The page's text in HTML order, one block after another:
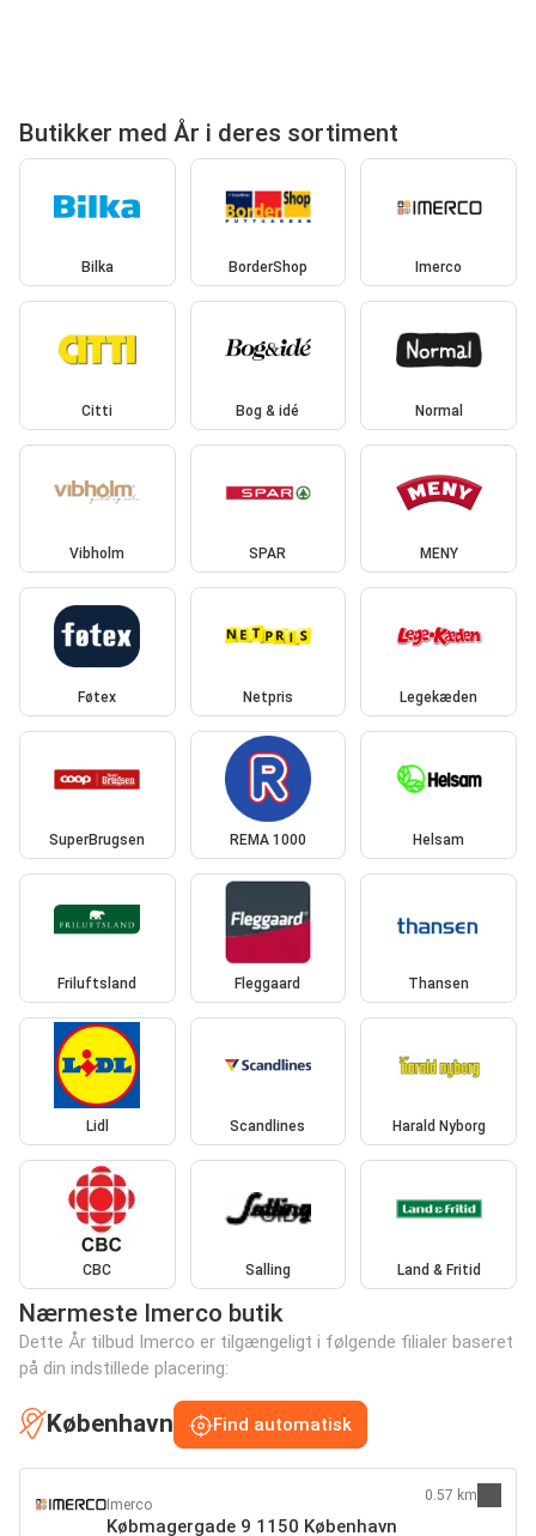
Butikker med År i deres sortiment
Bilka BorderShop Imerco
Citti Bog & idé Normal
Vibholm SPAR MENY
Føtex Netpris Legekæden
SuperBrugsen REMA 1000 Helsam
Friluftsland Fleggaard Thansen
Lidl Scandlines Harald Nyborg
CBC Salling Land & Fritid
Nærmeste Imerco butik
Dette År tilbud Imerco er tilgængeligt i følgende filialer baseret
på din indstillede placering:
København Find automatisk
Imerco
Købmagergade 9 1150 København
0.57 km